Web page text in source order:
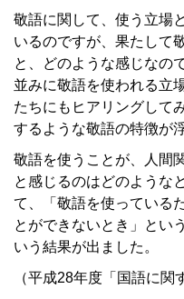
敬語に関して、使う立場
いるのですが、果たして
と、どのような感じなの
並みに敬語を使われる立
たちにもヒアリングして
するような敬語の特徴が
敬語を使うことが、人間
と感じるのはどのような
て、「敬語を使っている
とができないとき」とい
いう結果が出ました。
（平成28年度「国語に関